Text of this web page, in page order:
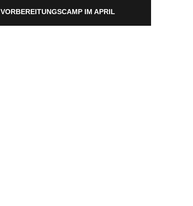
VORBEREITUNGSCAMP IM APRIL